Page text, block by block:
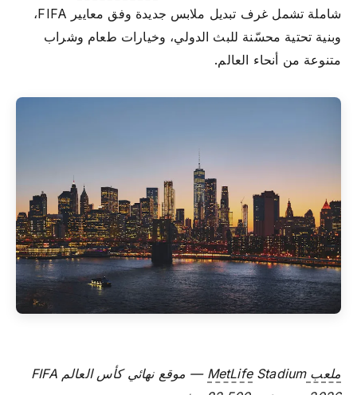
شاملة تشمل غرف تبديل ملابس جديدة وفق معايير FIFA،
وبنية تحتية محسّنة للبث الدولي، وخيارات طعام وشراب
متنوعة من أنحاء العالم.
ملعب MetLife
Stadium — موقع نهائي كأس العالم FIFA